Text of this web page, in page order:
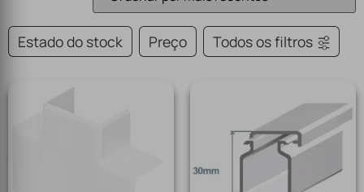
Estado do stock Preço Todos os filtros